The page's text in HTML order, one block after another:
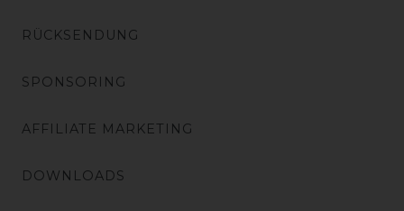
RÜCKSENDUNG
SPONSORING
AFFILIATE MARKETING
DOWNLOADS